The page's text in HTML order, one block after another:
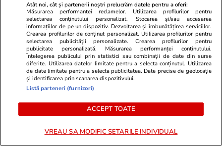
Libertateapentrufemei.ro
Atenție! Poți primi bani de la stat
dacă-ți îngrijești părinții, bunicii
sau pe cineva vârstnic din familie.
Avantaje.ro
Dieta
oricine!
urmează
Atât noi, cât și partenerii noștri prelucrăm datele pentru a oferi:
Măsurarea performanței reclamelor. Utilizarea profilurilor pentru
selectarea conținutului personalizat. Stocarea și/sau accesarea
informațiilor de pe un dispozitiv. Dezvoltarea și îmbunătățirea serviciilor.
Crearea profilurilor de conținut personalizat. Utilizarea profilurilor pentru
selectarea publicității personalizate. Crearea profilurilor pentru
publicitate personalizată. Măsurarea performanței conținutului.
Înțelegerea publicului prin statistici sau combinații de date din surse
diferite. Utilizarea datelor limitate pentru a selecta conținutul. Utilizarea
de date limitate pentru a selecta publicitatea. Date precise de geolocație
și identificarea prin scanarea dispozitivului.
Listă parteneri (furnizori)
ACCEPT TOATE
VREAU SA MODIFIC SETARILE INDIVIDUAL